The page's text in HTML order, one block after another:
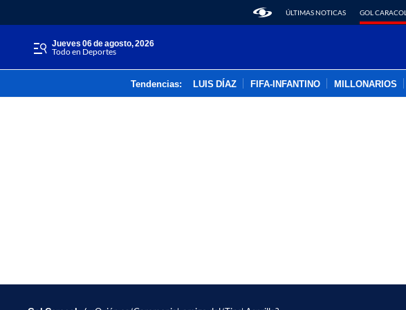
ÚLTIMAS NOTICAS GOL CARACOL
jueves 06 de agosto, 2026
Todo en Deportes
Tendencias: LUIS DÍAZ FIFA-INFANTINO MILLONARIOS